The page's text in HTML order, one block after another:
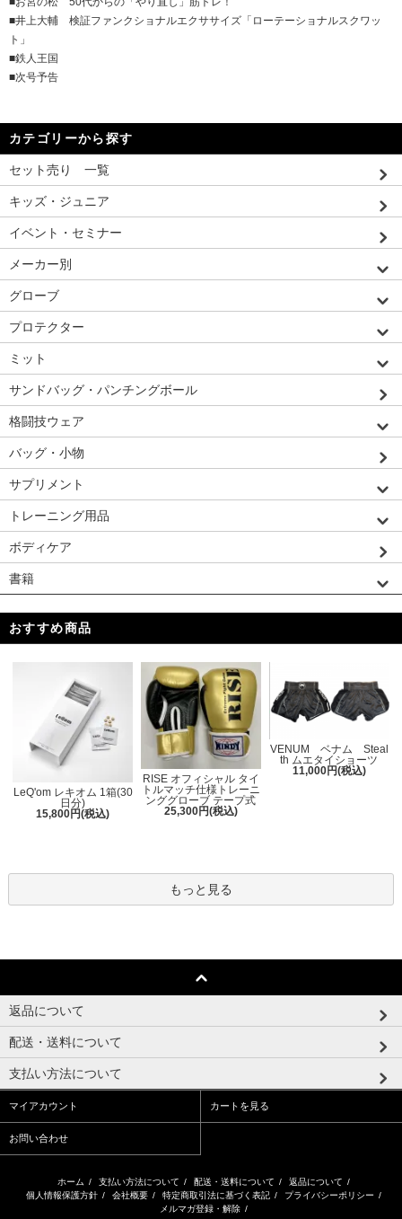
■井上大輔 検証ファンクショナルエクササイズ「ローテーショナルスクワッ
ト」
■鉄人王国
■次号予告
カテゴリーから探す
セット売り 一覧
キッズ・ジュニア
イベント・セミナー
メーカー別
グローブ
プロテクター
ミット
サンドバッグ・パンチングボール
格闘技ウェア
バッグ・小物
サプリメント
トレーニング用品
ボディケア
書籍
おすすめ商品
LeQ'om レキオム 1箱(30
日分)
15,800円(税込)
RISE オフィシャル タイ
トルマッチ仕様トレーニ
ンググローブ テープ式
25,300円(税込)
VENUM ベナム Steal
th ムエタイショーツ
11,000円(税込)
もっと見る
返品について
配送・送料について
支払い方法について
マイアカウント カートを見る
お問い合わせ
ホーム / 支払い方法について / 配送・送料について / 返品について /
個人情報保護方針 / 会社概要 / 特定商取引法に基づく表記 / プライバシーポリシー /
メルマガ登録・解除 /